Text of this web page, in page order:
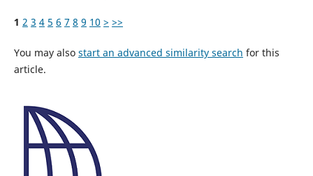
1 2 3 4 5 6 7 8 9 10 > >>
You may also start an advanced similarity search for this
article.